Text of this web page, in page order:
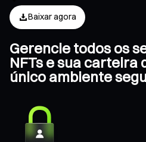
Baixar agora
Gerencie todos os
NFTs e sua carteira
único ambiente